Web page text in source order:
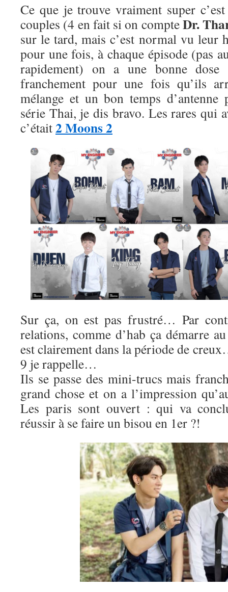
Ce que je trouve vraiment super
couples (4 en fait si on compteDr.
sur le tard, mais c’est normal vu leur
pour une fois, à chaque épisode (pas
rapidement) on a une bonne dose
franchement pour une fois qu’ils
mélange et un bon temps d’antenne
série Thai, je dis bravo. Les rares qui
c’était2 Moons 2
Sur ça, on est pas frustré… Par
relations, comme d’hab ça démarre
est clairement dans la période de
9 je rappelle…
Ils se passe des mini-trucs mais
grand chose et on a l’impression
Les paris sont ouvert : qui va
réussir à se faire un bisou en 1er ?!